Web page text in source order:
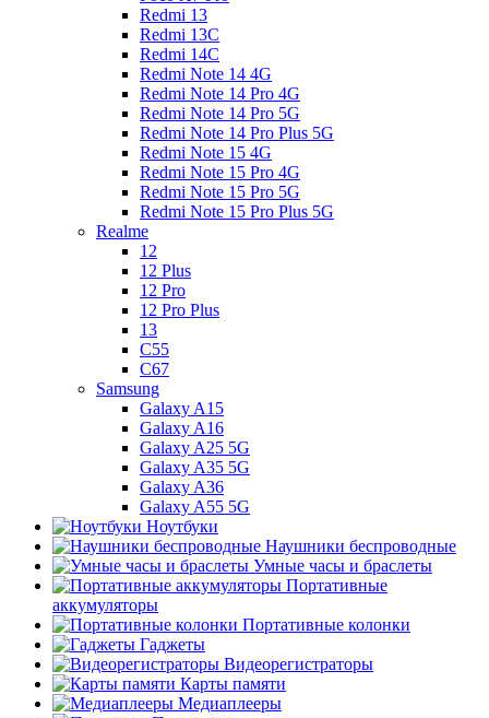
Redmi 13
Redmi 13C
Redmi 14C
Redmi Note 14 4G
Redmi Note 14 Pro 4G
Redmi Note 14 Pro 5G
Redmi Note 14 Pro Plus 5G
Redmi Note 15 4G
Redmi Note 15 Pro 4G
Redmi Note 15 Pro 5G
Redmi Note 15 Pro Plus 5G
Realme
12
12 Plus
12 Pro
12 Pro Plus
13
C55
C67
Samsung
Galaxy A15
Galaxy A16
Galaxy A25 5G
Galaxy A35 5G
Galaxy A36
Galaxy A55 5G
Ноутбуки
Наушники беспроводные
Умные часы и браслеты
Портативные
аккумуляторы
Портативные колонки
Гаджеты
Видеорегистраторы
Карты памяти
Медиаплееры